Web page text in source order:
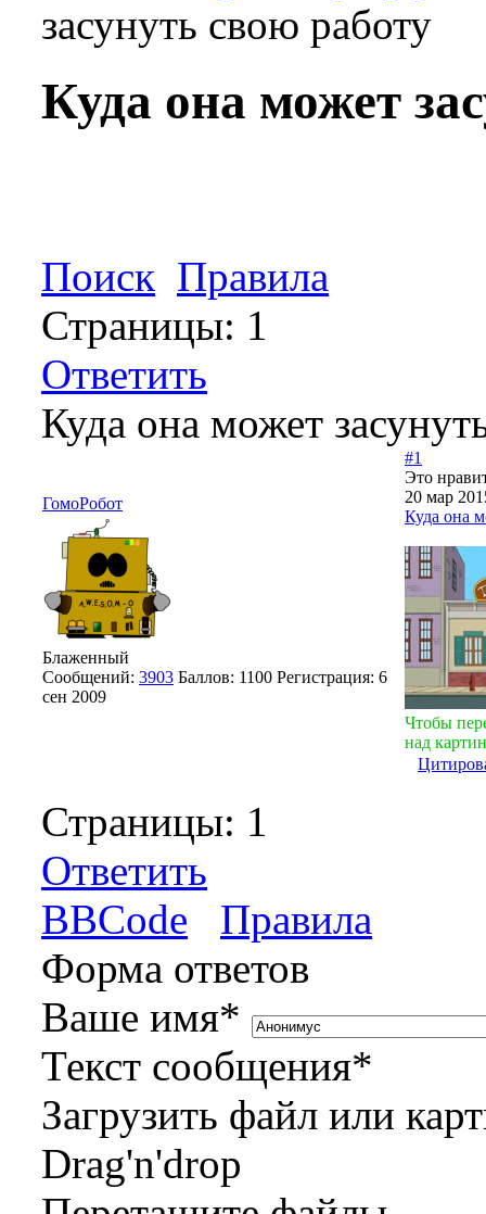
засунуть свою работу
Куда она может
Поиск Правила
Страницы: 1
Ответить
Куда она может
ГомоРобот
Блаженный
Сообщений: 3903 Баллов: 1100 Регистрация: 6
сен 2009
#1
Это
20 мар
Куда она
Чтобы
над
Страницы: 1
Ответить
BBCode
Правила
Форма ответов
Ваше имя*
Текст сообщения*
Загрузить файл или
Drag'n'drop